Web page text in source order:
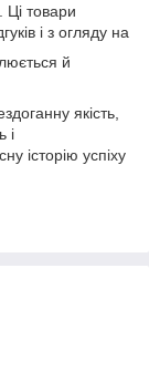
Ці товари
і з огляду на
й
якість,
і
історію успіху